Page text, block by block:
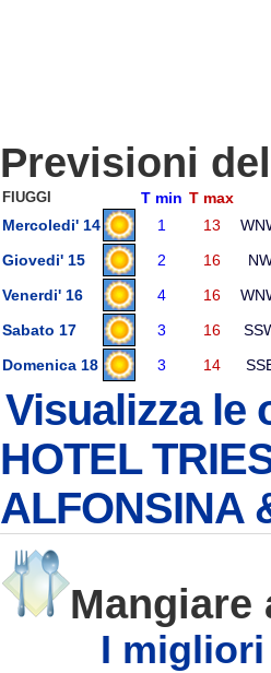
Previsioni
FIUGGI T min T max
Mercoledi' 14
1 13
Giovedi' 15
2 16
Venerdi' 16
4 16
Sabato 17
3 16
Domenica 18
3 14
Visualizza le
HOTEL
ALFONSINA
Mangiare
I